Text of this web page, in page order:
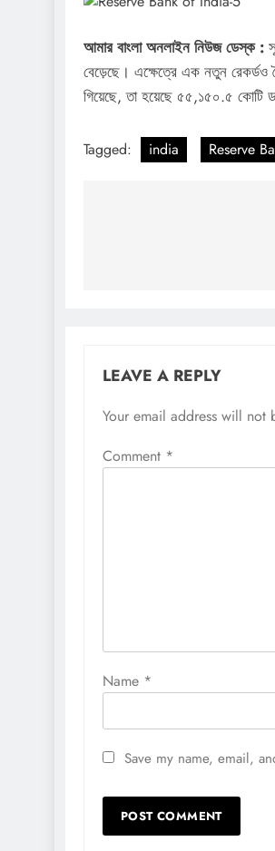
আমার বাংলা অনলাইন নিউজ ডেস্ক :
বেড়েছে। এক্ষেত্রে এক নতুন রেকর্ডও
গিয়েছে, তা হয়েছে ৫৫,১৫০.৫ কোটি
Tagged: india Reserve
LEAVE A REPLY
Your email address will not
Comment *
Name *
Save my name, email,